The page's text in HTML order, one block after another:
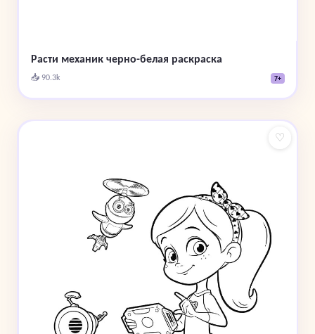
Расти механик черно-белая раскраска
📥 90.3k 7+
♡